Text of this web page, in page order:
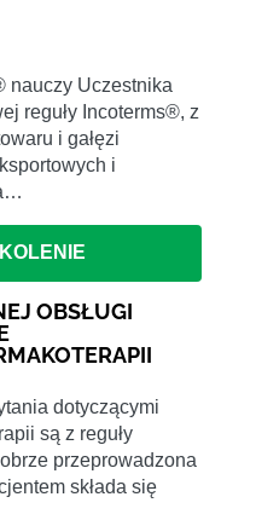
nauczy Uczestnika
reguły Incoterms®, z
i gałęzi
i
OBSŁUGI
dotyczącymi
są z reguły
przeprowadzona
składa się